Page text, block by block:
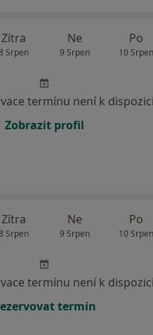
Zítra
Srpen
Ne
9 Srpen
Po
10 Srpen
termínu není k dispozici
Zobrazit profil
Zítra
Srpen
Ne
9 Srpen
Po
10 Srpen
termínu není k dispozici
termín